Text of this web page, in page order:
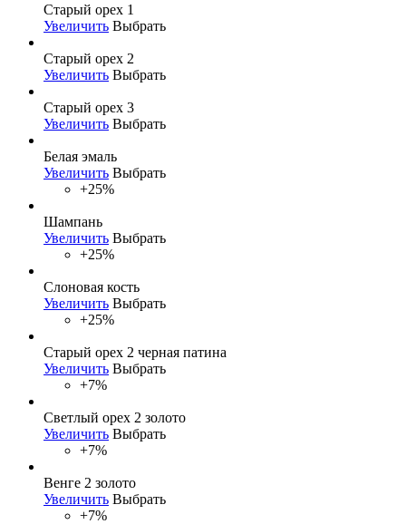
Старый орех 1
Увеличить Выбрать
Старый орех 2
Увеличить Выбрать
Старый орех 3
Увеличить Выбрать
Белая эмаль
Увеличить Выбрать
+25%
Шампань
Увеличить Выбрать
+25%
Слоновая кость
Увеличить Выбрать
+25%
Старый орех 2 черная патина
Увеличить Выбрать
+7%
Светлый орех 2 золото
Увеличить Выбрать
+7%
Венге 2 золото
Увеличить Выбрать
+7%